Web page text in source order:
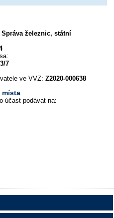
Správa železnic, státní
7
ve VVZ:Z2020-000638
místa
účast podávat na: